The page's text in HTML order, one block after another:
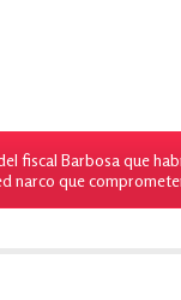
fiscal Barbosa que
narco que